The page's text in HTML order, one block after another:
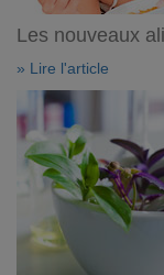
Les nouveaux
» Lire l'article